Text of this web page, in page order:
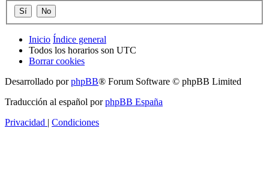
Inicio Índice general
Todos los horarios son UTC
Borrar cookies
Desarrollado porphpBB® Forum Software © phpBB Limited
Traducción al español porphpBB España
Privacidad | Condiciones